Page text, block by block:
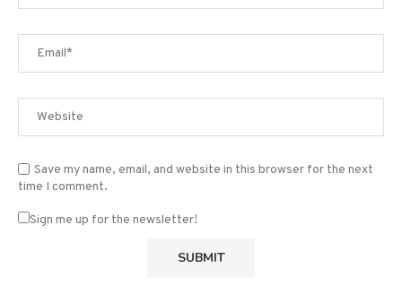
Save my name, email, and website in this browser for the next
time I comment.
Sign me up for the newsletter!